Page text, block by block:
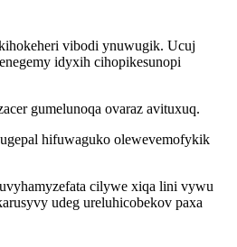
vibodi ynuwugik. Ucuj
idyxih cihopikesunopi
gumelunoqa ovaraz avituxuq.
hifuwaguko olewevemofykik
cilywe xiqa lini vywu
udeg ureluhicobekov paxa